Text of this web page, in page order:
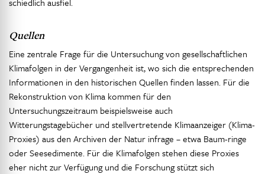
Quellen
Eine zentrale Frage für die Untersuchung von gesellschaftlichen
Klimafolgen in der Vergangenheit ist, wo sich die entsprechenden
Informationen in den historischen Quellen finden lassen. Für die
Rekonstruktion von Klima kommen für den
Untersuchungszeitraum beispielsweise auch
Witterungstagebücher und stellvertretende Klimaanzeiger (Klima-
Proxies) aus den Archiven der Natur infrage – etwa Baum-ringe
oder Seesedimente. Für die Klimafolgen stehen diese Proxies
eher nicht zur Verfügung und die Forschung stützt sich